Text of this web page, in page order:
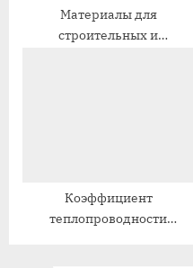
Материалы для
строительных и
Коэффициент
теплопроводности